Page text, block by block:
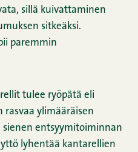
sillä kuivattaminen
sitkeäksi.
paremmin
tulee ryöpätä eli
ylimääräisen
sienen entsyymitoiminnan
lyhentää kantarellien